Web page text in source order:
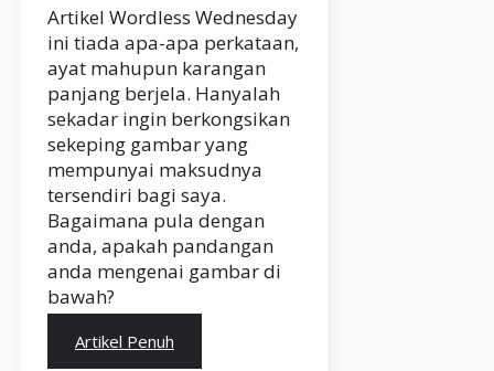
Artikel Wordless Wednesday
ini tiada apa-apa perkataan,
ayat mahupun karangan
panjang berjela. Hanyalah
sekadar ingin berkongsikan
sekeping gambar yang
mempunyai maksudnya
tersendiri bagi saya.
Bagaimana pula dengan
anda, apakah pandangan
anda mengenai gambar di
bawah?
Artikel Penuh